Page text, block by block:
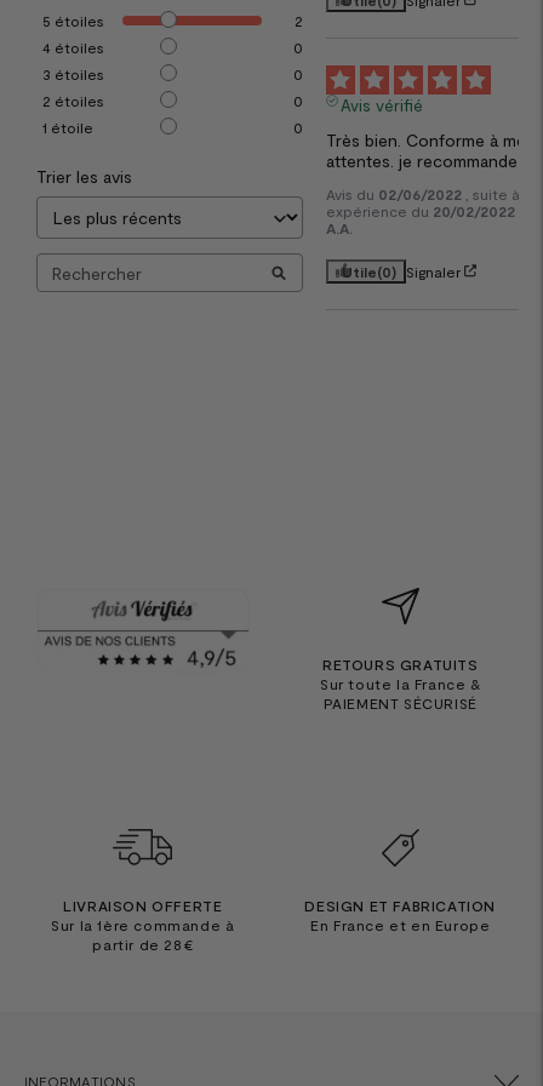
5 étoiles
2
4 étoiles
0
3 étoiles
0
2 étoiles
0
1 étoile 0
Trier les avis
Avis vérifié
Très bien. Conforme à mes
attentes. je recommande
Avis du 02/06/2022
, suite à
expérience du 20/02/2022
A.A.
Utile(0) Signaler
RETOURS GRATUITS
Sur toute la France &
PAIEMENT SÉCURISÉ
LIVRAISON OFFERTE
Sur la 1ère commande à
partir de 28€
DESIGN ET FABRICATION
En France et en Europe
INFORMATIONS